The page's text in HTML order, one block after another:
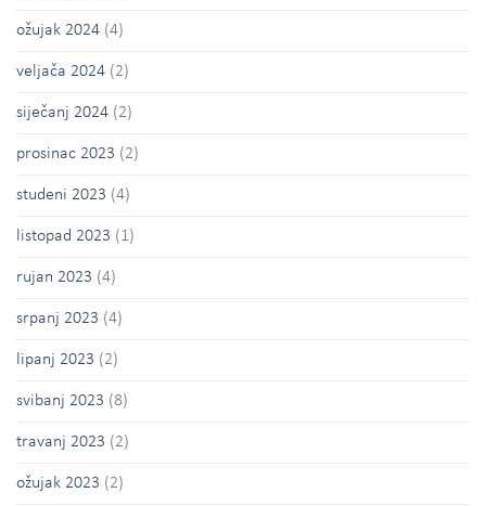
ožujak 2024 (4)
veljača 2024 (2)
siječanj 2024 (2)
prosinac 2023 (2)
studeni 2023 (4)
listopad 2023 (1)
rujan 2023 (4)
srpanj 2023 (4)
lipanj 2023 (2)
svibanj 2023 (8)
travanj 2023 (2)
ožujak 2023 (2)